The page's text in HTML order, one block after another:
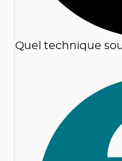
Quel technique